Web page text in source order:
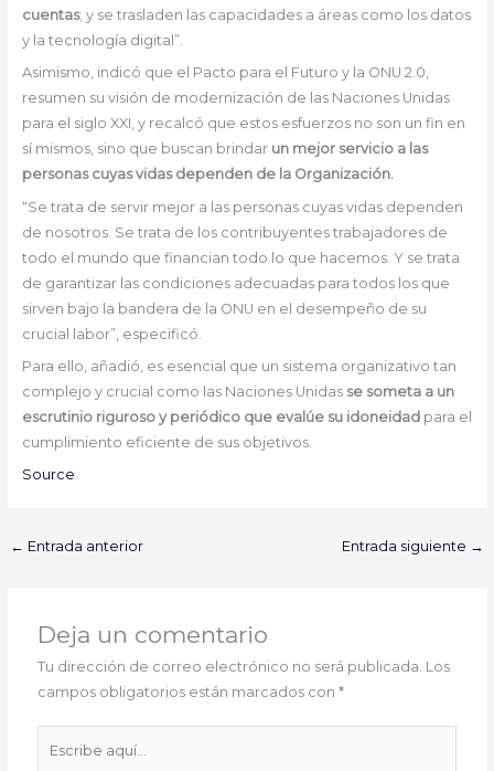
cuentas; y se trasladen las capacidades a áreas como los datos
y la tecnología digital”.
Asimismo, indicó que el Pacto para el Futuro y la ONU 2.0,
resumen su visión de modernización de las Naciones Unidas
para el siglo XXI, y recalcó que estos esfuerzos no son un fin en
sí mismos, sino que buscan brindar un mejor servicio a las
personas cuyas vidas dependen de la Organización.
“Se trata de servir mejor a las personas cuyas vidas dependen
de nosotros. Se trata de los contribuyentes trabajadores de
todo el mundo que financian todo lo que hacemos. Y se trata
de garantizar las condiciones adecuadas para todos los que
sirven bajo la bandera de la ONU en el desempeño de su
crucial labor”, especificó.
Para ello, añadió, es esencial que un sistema organizativo tan
complejo y crucial como las Naciones Unidas se someta a un
escrutinio riguroso y periódico que evalúe su idoneidadpara el
cumplimiento eficiente de sus objetivos.
Source
← Entrada anterior Entrada siguiente →
Deja un comentario
Tu dirección de correo electrónico no será publicada. Los
campos obligatorios están marcados con*